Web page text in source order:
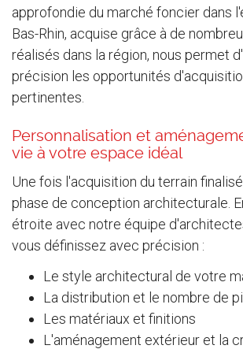
approfondie du marché foncier dans
Bas-Rhin, acquise grâce à de
réalisés dans la région, nous permet
précision les opportunités
pertinentes.
Personnalisation et
vie à votre espace idéal
Une fois l'acquisition du terrain
phase de conception architecturale.
étroite avec notre équipe
vous définissez avec précision :
Le style architectural de votre
La distribution et le nombre de
Les matériaux et finitions
L'aménagement extérieur et la